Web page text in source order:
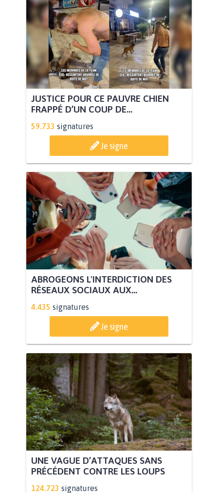
JUSTICE POUR CE PAUVRE CHIEN
FRAPPÉ D’UN COUP DE...
59.733 signatures
Je signe
ABROGEONS L'INTERDICTION DES
RÉSEAUX SOCIAUX AUX...
4.435 signatures
Je signe
UNE VAGUE D’ATTAQUES SANS
PRÉCÉDENT CONTRE LES LOUPS
124.723 signatures